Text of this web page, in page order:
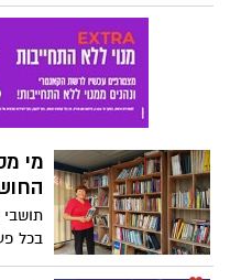
היא
מי
תושבי
בכל
ובכן,